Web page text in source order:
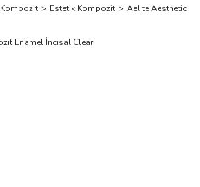
Kompozit Estetik Kompozit Aelite Aesthetic